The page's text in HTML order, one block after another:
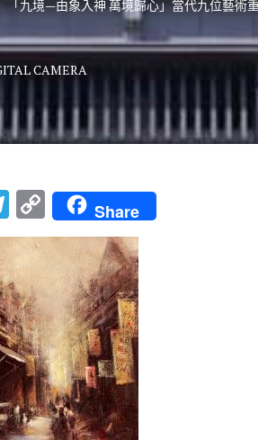
「九境—由象入神 萬境歸心」當代九位藝術
CAMERA
T
el
e
gr
a
m
C
o
y
Li
n
k
Share